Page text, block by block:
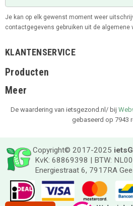
Je kan op elk gewenst moment weer
contactgegevens gebruiken uit de algemene
KLANTENSERVICE
Producten
Meer
De waardering van ietsgezond.nl/ bij
gebaseerd op 7943
Copyright© 2017-2025
KvK: 68869398 | BTW:
Energiestraat 6, 7917RA